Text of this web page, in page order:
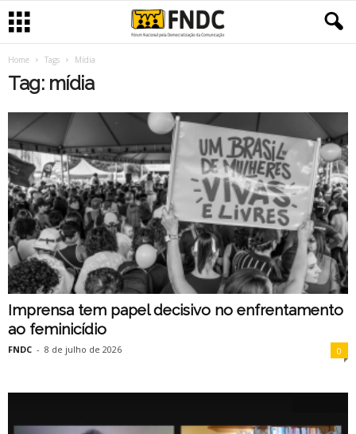
Home Tags Mídia
Tag: mídia
Imprensa tem papel decisivo no enfrentamento
ao feminicídio
FNDC - 8 de julho de 2026 0